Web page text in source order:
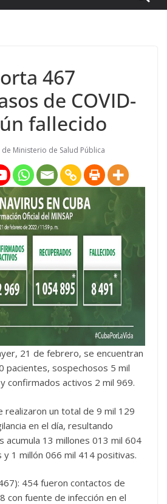
467
de COVID-
fallecido
Ministerio de Salud Pública
21 de febrero, se encuentran
pacientes, sospechosos 5 mil
confirmados activos 2 mil 969.
realizaron un total de 9 mil 129
en el día, resultando
acumula 13 millones 013 mil 604
1 millón 066 mil 414 positivas.
454 fueron contactos de
con fuente de infección en el